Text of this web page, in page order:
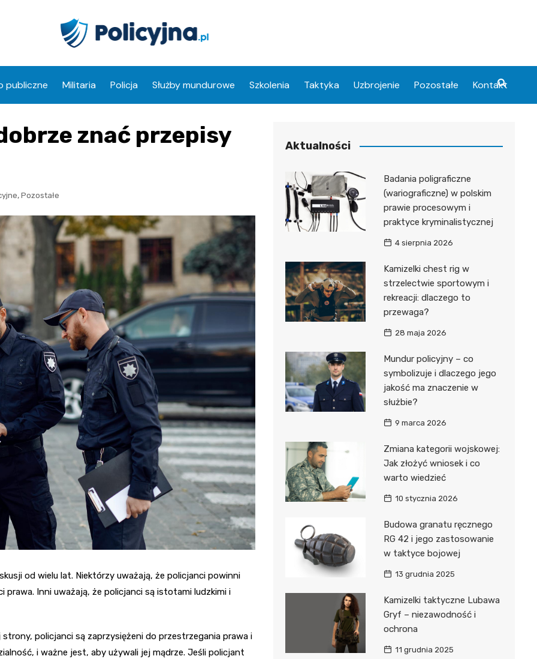
publiczne Militaria Policja Służby mundurowe Szkolenia Taktyka Uzbrojenie Pozostałe Kontakt
znać przepisy
, Pozostałe
od wielu lat. Niektórzy uważają, że policjanci powinni
Inni uważają, że policjanci są istotami ludzkimi i
policjanci są zaprzysiężeni do przestrzegania prawa i
i ważne jest, aby używali jej mądrze. Jeśli policjant
Aktualności
Badania poligraficzne
(wariograficzne) w polskim
prawie procesowym i
praktyce kryminalistycznej
4 sierpnia 2026
Kamizelki chest rig w
strzelectwie sportowym i
rekreacji: dlaczego to
przewaga?
28 maja 2026
Mundur policyjny – co
symbolizuje i dlaczego jego
jakość ma znaczenie w
służbie?
9 marca 2026
Zmiana kategorii wojskowej:
Jak złożyć wniosek i co
warto wiedzieć
10 stycznia 2026
Budowa granatu ręcznego
RG 42 i jego zastosowanie
w taktyce bojowej
13 grudnia 2025
Kamizelki taktyczne Lubawa
Gryf – niezawodność i
ochrona
11 grudnia 2025